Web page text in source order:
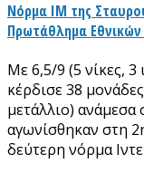
Νόρμα ΙΜ της
Πρωτάθλημα
Με 6,5/9 (5 νίκες, 3
κέρδισε 38
μετάλλιο) ανάμεσα
αγωνίσθηκαν στη
δεύτερη νόρμα